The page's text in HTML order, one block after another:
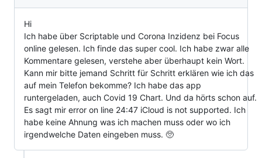
Hi
Ich habe über Scriptable und Corona Inzidenz bei Focus
online gelesen. Ich finde das super cool. Ich habe zwar alle
Kommentare gelesen, verstehe aber überhaupt kein Wort.
Kann mir bitte jemand Schritt für Schritt erklären wie ich das
auf mein Telefon bekomme? Ich habe das app
runtergeladen, auch Covid 19 Chart. Und da hörts schon auf.
Es sagt mir error on line 24:47 iCloud is not supported. Ich
habe keine Ahnung was ich machen muss oder wo ich
irgendwelche Daten eingeben muss. 🥺